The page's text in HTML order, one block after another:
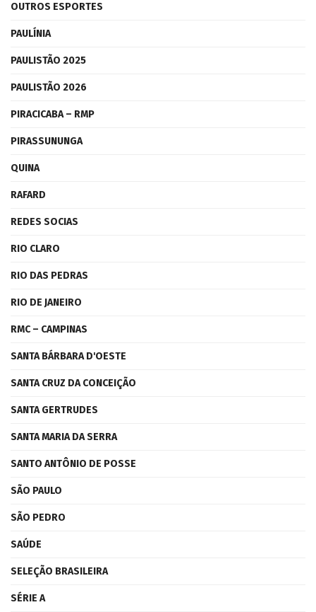
OUTROS ESPORTES
PAULÍNIA
PAULISTÃO 2025
PAULISTÃO 2026
PIRACICABA – RMP
PIRASSUNUNGA
QUINA
RAFARD
REDES SOCIAS
RIO CLARO
RIO DAS PEDRAS
RIO DE JANEIRO
RMC – CAMPINAS
SANTA BÁRBARA D'OESTE
SANTA CRUZ DA CONCEIÇÃO
SANTA GERTRUDES
SANTA MARIA DA SERRA
SANTO ANTÔNIO DE POSSE
SÃO PAULO
SÃO PEDRO
SAÚDE
SELEÇÃO BRASILEIRA
SÉRIE A